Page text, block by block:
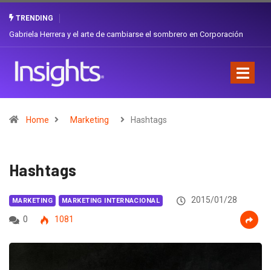
TRENDING
Gabriela Herrera y el arte de cambiarse el sombrero en Corporación
Home Marketing Hashtags
Hashtags
MARKETING MARKETING INTERNACIONAL
2015/01/28
0
1081